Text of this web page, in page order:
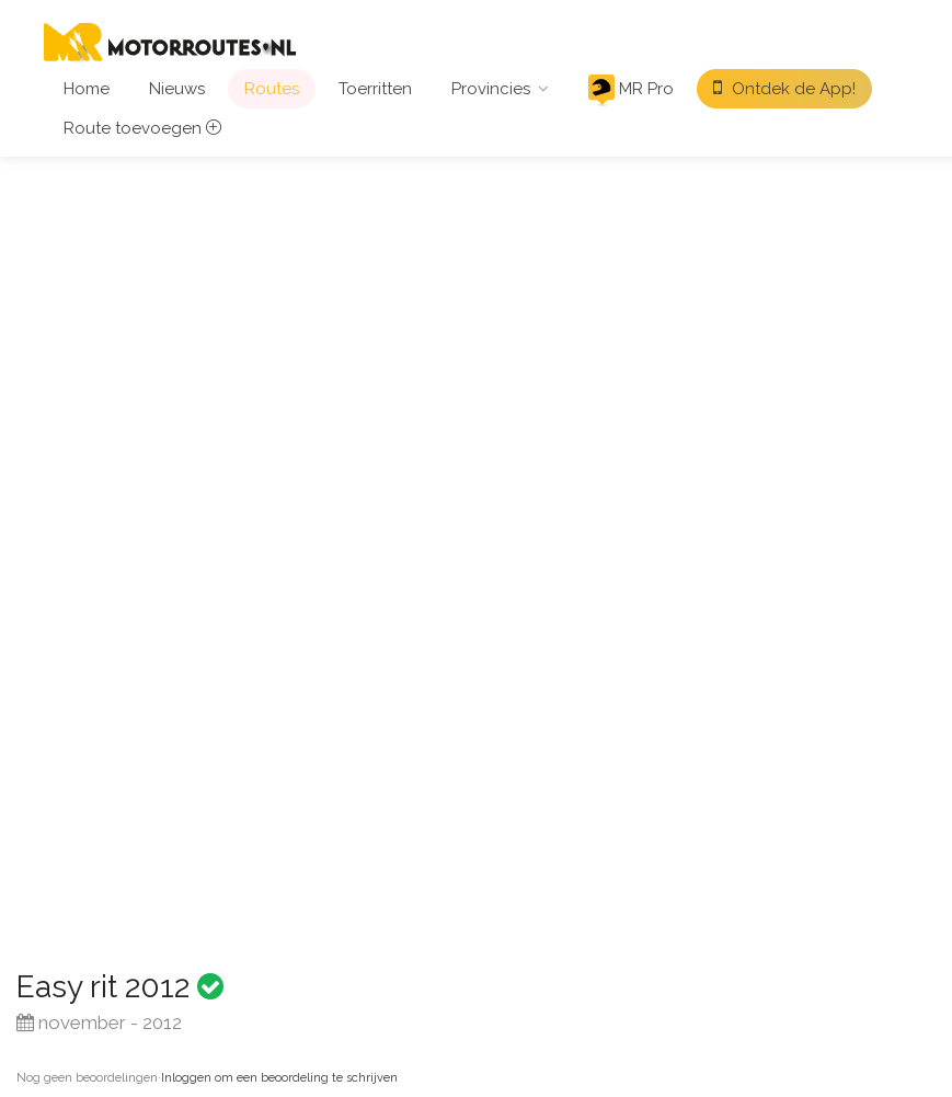
Home Nieuws Routes Toerritten Provincies MR Pro
Ontdek de App!
Route toevoegen
Easy rit 2012
november - 2012
Nog geen beoordelingen·Inloggen om een beoordeling te schrijven